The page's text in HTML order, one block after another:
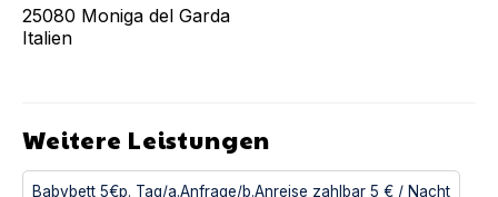
25080 Moniga del Garda
Italien
Weitere Leistungen
Babybett 5€p. Tag/a.Anfrage/b.Anreise zahlbar 5 € / Nacht